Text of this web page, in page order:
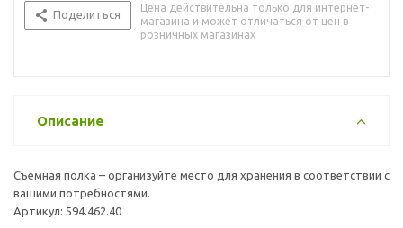
Поделиться
Цена действительна только для интернет-
магазина и может отличаться от цен в
розничных магазинах
Описание
Съемная полка – организуйте место для хранения в соответствии с
вашими потребностями.
Артикул: 594.462.40